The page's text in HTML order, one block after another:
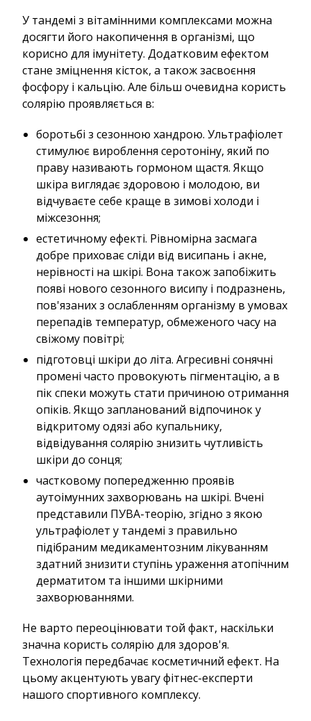
У тандемі з вітамінними комплексами можна
досягти його накопичення в організмі, що
корисно для імунітету. Додатковим ефектом
стане зміцнення кісток, а також засвоєння
фосфору і кальцію. Але більш очевидна користь
солярію проявляється в:
боротьбі з сезонною хандрою. Ультрафіолет
стимулює вироблення серотоніну, який по
праву називають гормоном щастя. Якщо
шкіра виглядає здоровою і молодою, ви
відчуваєте себе краще в зимові холоди і
міжсезоння;
естетичному ефекті. Рівномірна засмага
добре приховає сліди від висипань і акне,
нерівності на шкірі. Вона також запобіжить
появі нового сезонного висипу і подразнень,
пов'язаних з ослабленням організму в умовах
перепадів температур, обмеженого часу на
свіжому повітрі;
підготовці шкіри до літа. Агресивні сонячні
промені часто провокують пігментацію, а в
пік спеки можуть стати причиною отримання
опіків. Якщо запланований відпочинок у
відкритому одязі або купальнику,
відвідування солярію знизить чутливість
шкіри до сонця;
частковому попередженню проявів
аутоімунних захворювань на шкірі. Вчені
представили ПУВА-теорію, згідно з якою
ультрафіолет у тандемі з правильно
підібраним медикаментозним лікуванням
здатний знизити ступінь ураження атопічним
дерматитом та іншими шкірними
захворюваннями.
Не варто переоцінювати той факт, наскільки
значна користь солярію для здоров'я.
Технологія передбачає косметичний ефект. На
цьому акцентують увагу фітнес-експерти
нашого спортивного комплексу.